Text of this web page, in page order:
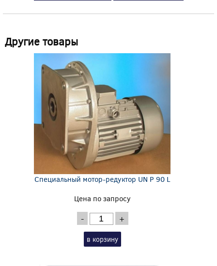
Другие товары
Специальный мотор-редуктор UN P 90 L
Цена по запросу
- +
в корзину